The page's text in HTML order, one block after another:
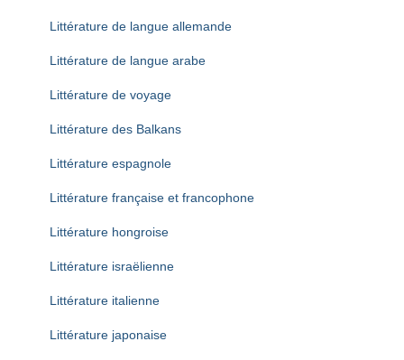
Littérature de langue allemande
Littérature de langue arabe
Littérature de voyage
Littérature des Balkans
Littérature espagnole
Littérature française et francophone
Littérature hongroise
Littérature israëlienne
Littérature italienne
Littérature japonaise